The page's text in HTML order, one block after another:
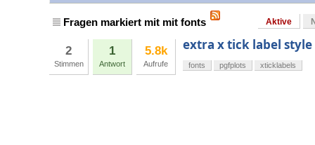
Fragen markiert mit mit fonts Aktive
2
Stimmen
1
Antwort
5.8k
Aufrufe
extra x tick label style
fonts pgfplots xticklabels